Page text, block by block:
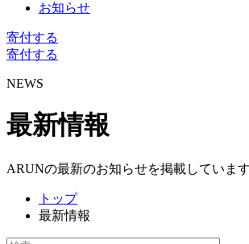
お知らせ
寄付する
寄付する
NEWS
最新情報
ARUNの最新のお知らせを掲載しています
トップ
最新情報